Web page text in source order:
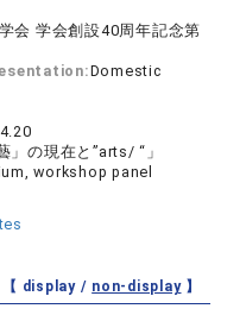
会 学会創設40周年記念第
Domestic
」の現在と”arts/ “」
workshop panel
【 display / non-display】